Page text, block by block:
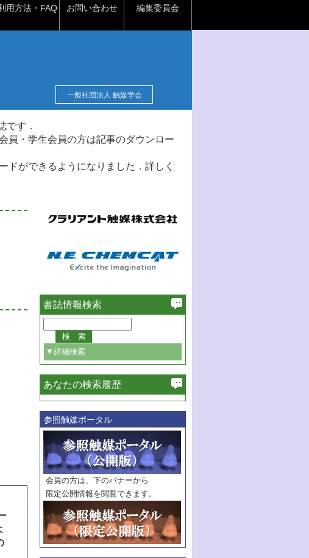
用方法・FAQ お問い合わせ 編集委員会
一般社団法人 触媒学会
です．
員・学生会員の方は記事のダウンロー
ドができるようになりました．詳しく
書誌情報検索
▼詳細検索
必ず含む
巻・号指定
巻
号
範囲指定
巻
号～
巻
号
触媒年鑑
年度
記事種別
マーク：
マークあり
あなたの検索履歴
参照触媒ポータル
会員の方は、下のバナーから
限定公開情報を閲覧できます。